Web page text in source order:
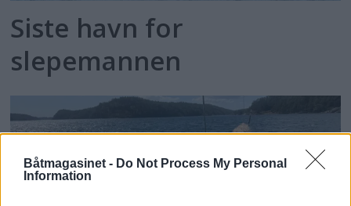
Båtmagasinet - Do Not Process My Personal
Information
Siste havn for
slepemannen